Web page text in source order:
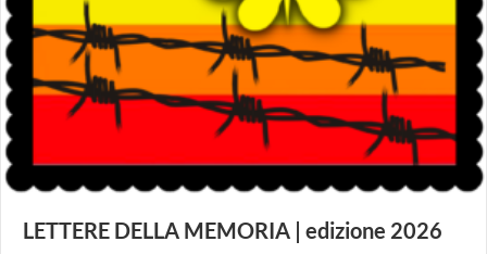
LETTERE DELLA MEMORIA | edizione 2026